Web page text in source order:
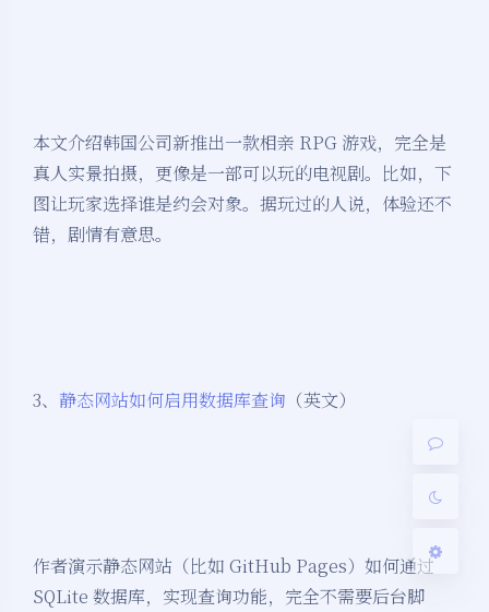
浅阴影
本文介绍韩国公司新推出一款相亲 RPG 游戏，完全是
真人实景拍摄，更像是一部可以玩的电视剧。比如，下
图让玩家选择谁是约会对象。据玩过的人说，体验还不
错，剧情有意思。
3、 静态网站如何启用数据库查询 （英文）
作者演示静态网站（比如 GitHub Pages）如何通过
SQLite 数据库，实现查询功能，完全不需要后台脚